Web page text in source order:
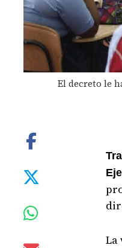
El decreto le
La